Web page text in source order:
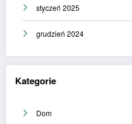
styczeń 2025
grudzień 2024
Kategorie
Dom